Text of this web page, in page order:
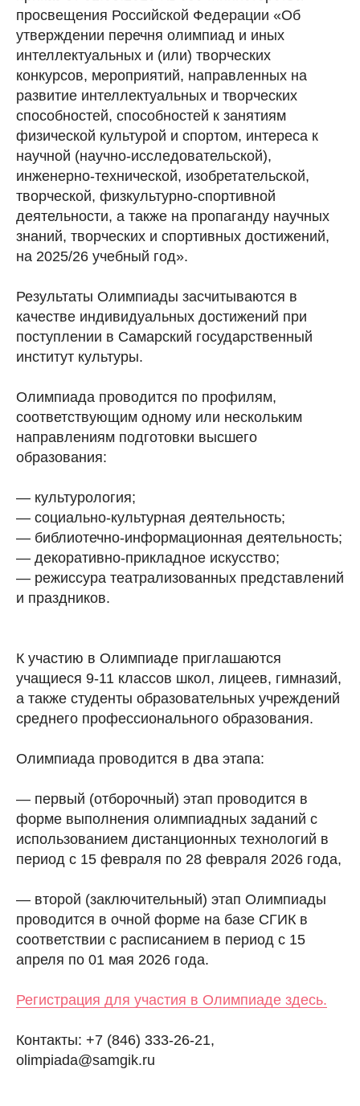
просвещения Российской Федерации «Об
утверждении перечня олимпиад и иных
интеллектуальных и (или) творческих
конкурсов, мероприятий, направленных на
развитие интеллектуальных и творческих
способностей, способностей к занятиям
физической культурой и спортом, интереса к
научной (научно-исследовательской),
инженерно-технической, изобретательской,
творческой, физкультурно-спортивной
деятельности, а также на пропаганду научных
знаний, творческих и спортивных достижений,
на 2025/26 учебный год».
Результаты Олимпиады засчитываются в
качестве индивидуальных достижений при
поступлении в Самарский государственный
институт культуры.
Олимпиада проводится по профилям,
соответствующим одному или нескольким
направлениям подготовки высшего
образования:
— культурология;
— социально-культурная деятельность;
— библиотечно-информационная деятельность;
— декоративно-прикладное искусство;
— режиссура театрализованных представлений
и праздников.
К участию в Олимпиаде приглашаются
учащиеся 9-11 классов школ, лицеев, гимназий,
а также студенты образовательных учреждений
среднего профессионального образования.
Олимпиада проводится в два этапа:
— первый (отборочный) этап проводится в
форме выполнения олимпиадных заданий с
использованием дистанционных технологий в
период с 15 февраля по 28 февраля 2026 года,
— второй (заключительный) этап Олимпиады
проводится в очной форме на базе СГИК в
соответствии с расписанием в период с 15
апреля по 01 мая 2026 года.
Регистрация для участия в Олимпиаде здесь.
Контакты: +7 (846) 333-26-21,
olimpiada@samgik.ru